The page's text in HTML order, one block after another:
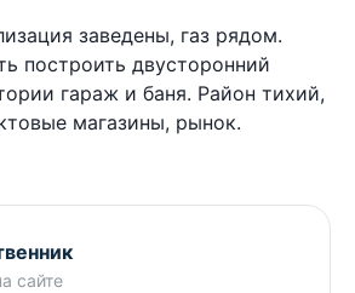
заведены, газ рядом.
построить двусторонний
гараж и баня. Район тихий,
магазины, рынок.
сайте